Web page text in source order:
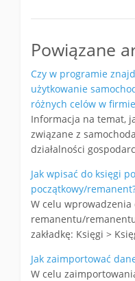
Powiązane
Czy w programie
użytkowanie
różnych celów w
Informacja na temat,
związane z
działalności
Jak wpisać do księgi
początkowy/
W celu
remanentu/
zakładkę: Księgi >
Jak zaimportować
W celu